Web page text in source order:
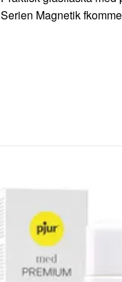
Serien Magnetik